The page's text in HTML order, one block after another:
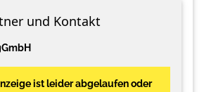
und Kontakt
ist leider abgelaufen oder